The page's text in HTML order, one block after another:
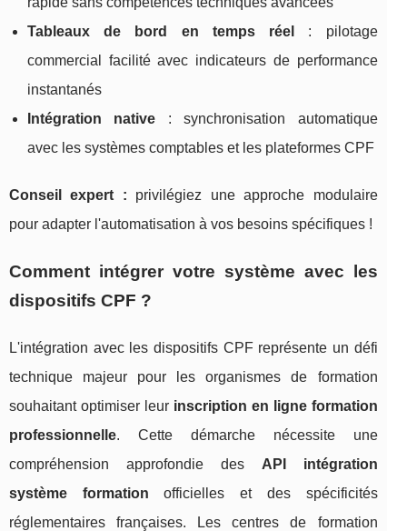
Tableaux de bord en temps réel
: pilotage
commercial facilité avec indicateurs de performance
instantanés
Intégration native : synchronisation automatique
avec les systèmes comptables et les plateformes CPF
Conseil expert : privilégiez une approche modulaire
pour adapter l'automatisation à vos besoins spécifiques !
Comment intégrer votre système avec les
dispositifs CPF ?
L'intégration avec les dispositifs CPF représente un défi
technique majeur pour les organismes de formation
souhaitant optimiser leur inscription en ligne formation
professionnelle. Cette démarche nécessite une
compréhension approfondie des API intégration
système formation officielles et des spécificités
réglementaires françaises. Les centres de formation